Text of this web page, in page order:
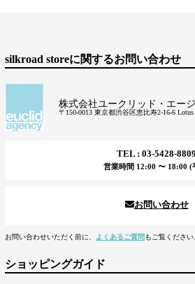
silkroad storeに関するお問い合わせ
株式会社ユークリッド・エー
〒150-0013 東京都渋谷区恵比寿2-16-6 Lotus
TEL : 03-5428-8809
営業時間 12:00 〜 18:00 (
お問い合わせ
お問い合わせいただく前に、 よくあるご質問 もご覧ください
ショッピングガイド